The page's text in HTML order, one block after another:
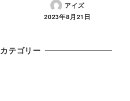
アイズ
2023年8月21日
カテゴリー